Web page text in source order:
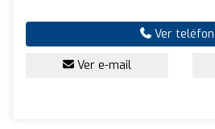
Ver
Ver e-mail